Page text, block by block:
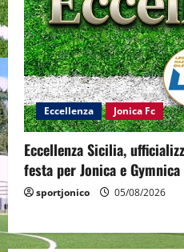
Eccellenza Jonica Fc
Eccellenza Sicilia,
festa per Jonica e
sportjonico 05/08/2026